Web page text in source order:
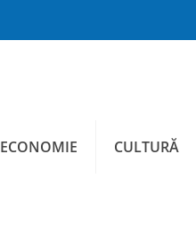
ECONOMIE CULTURĂ